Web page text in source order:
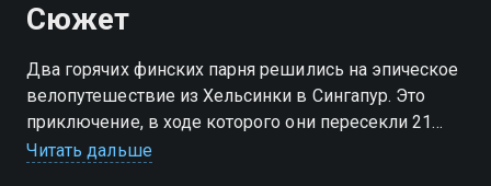
Сюжет
Два горячих финских парня решились на эпическое
велопутешествие из Хельсинки в Сингапур. Это
приключение, в ходе которого они пересекли 21
страну, проехав на велосипеде 15000 километров за
Читать дальше